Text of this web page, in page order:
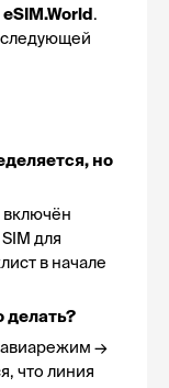
eSIM.World.
но
включён
для
в начале
делать?
авиарежим →
что линия